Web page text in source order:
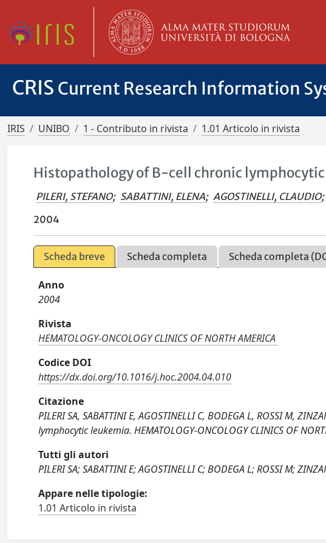
CRIS Current Research Information
IRIS UNIBO 1 - Contributo in rivista 1.01 Articolo in rivista
Histopathology of B-cell chronic
PILERI, STEFANO; SABATTINI, ELENA; AGOSTINELLI, CLAUDIO;
2004
Scheda breve Scheda completa Scheda completa
Anno
2004
Rivista
HEMATOLOGY-ONCOLOGY CLINICS OF NORTH AMERICA
Codice DOI
https://dx.doi.org/10.1016/j.hoc.2004.04.010
Citazione
PILERI SA, SABATTINI E, AGOSTINELLI C, BODEGA L, ROSSI M,
lymphocytic leukemia. HEMATOLOGY-ONCOLOGY CLINICS OF
Tutti gli autori
PILERI SA; SABATTINI E; AGOSTINELLI C; BODEGA L; ROSSI M;
Appare nelle tipologie:
1.01 Articolo in rivista